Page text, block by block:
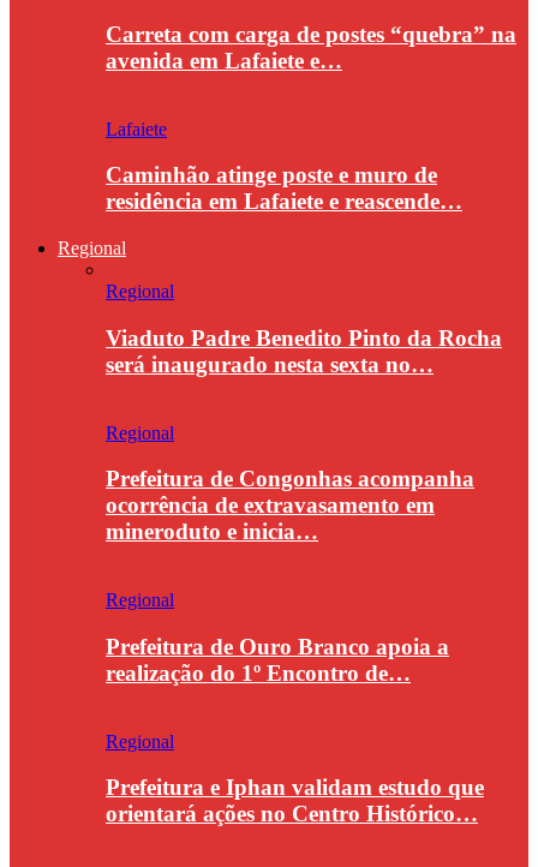
Carreta com carga de postes “quebra” na
avenida em Lafaiete e…
Lafaiete
Caminhão atinge poste e muro de
residência em Lafaiete e reascende…
Regional
Regional
Viaduto Padre Benedito Pinto da Rocha
será inaugurado nesta sexta no…
Regional
Prefeitura de Congonhas acompanha
ocorrência de extravasamento em
mineroduto e inicia…
Regional
Prefeitura de Ouro Branco apoia a
realização do 1º Encontro de…
Regional
Prefeitura e Iphan validam estudo que
orientará ações no Centro Histórico…